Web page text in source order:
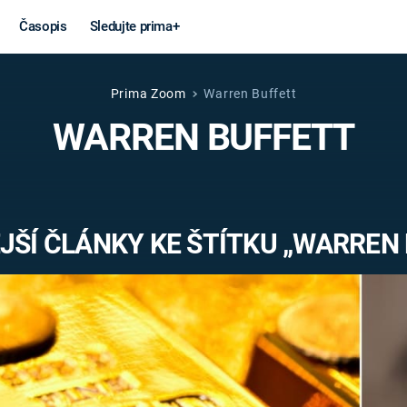
Časopis Sledujte prima+
Věda a
technika
MARS
Války
VÁLEČNÉ
Záhady a
Prima Zoom Warren Buffett
WARREN BUFFETT
ČLÁNKY KE ŠTÍTKU „WARREN